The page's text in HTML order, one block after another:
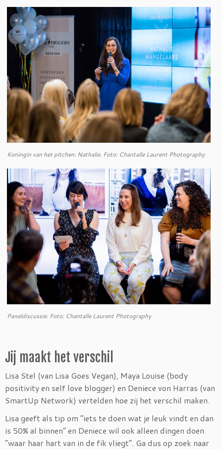
Koningin van het pitchen: Nathalie. Foto: Chantalle Laurent Photography
Paneldiscussie. Foto: Chantalle Laurent Photography
Jij maakt het verschil
Lisa Stel (van Lisa Goes Vegan), Maya Louise (body
positivity en self love blogger) en Deniece von Harras (van
SmartUp Network) vertelden hoe zij het verschil maken.
Lisa geeft als tip om “iets te doen wat je leuk vindt en dan
is 50% al binnen” en Deniece wil ook alleen dingen doen
“waar haar hart van in de fik vliegt”. Ga dus op zoek naar